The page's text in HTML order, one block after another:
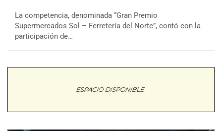
La competencia, denominada “Gran Premio
Supermercados Sol – Ferretería del Norte”, contó con la
participación de…